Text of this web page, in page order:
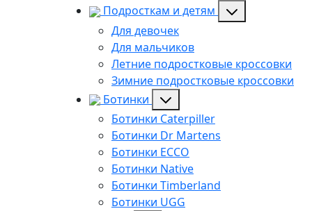
Подросткам и детям
Для девочек
Для мальчиков
Летние подростковые кроссовки
Зимние подростковые кроссовки
Ботинки
Ботинки Caterpiller
Ботинки Dr Martens
Ботинки ECCO
Ботинки Native
Ботинки Timberland
Ботинки UGG